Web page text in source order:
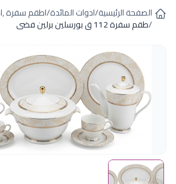
الصفحة الرئيسية/ادوات المائدة/اطقم سفرة
/طقم سفرة 112 ق بورسلين برلين فضى